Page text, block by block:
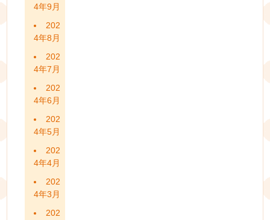
4年9月
202
4年8月
202
4年7月
202
4年6月
202
4年5月
202
4年4月
202
4年3月
202